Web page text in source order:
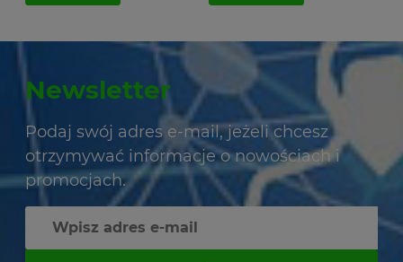
Newsletter
Podaj swój adres e-mail, jeżeli chcesz
otrzymywać informacje o nowościach i
promocjach.